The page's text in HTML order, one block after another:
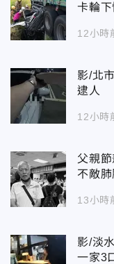
卡輪
12小時
影/北
逮人
12小時
父親
不敵
13小時
影/淡
一家3